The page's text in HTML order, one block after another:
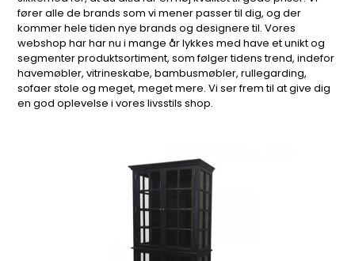
fører alle de brands som vi mener passer til dig, og der
kommer hele tiden nye brands og designere til. Vores
webshop har har nu i mange år lykkes med have et unikt og
segmenter produktsortiment, som følger tidens trend, indefor
havemøbler, vitrineskabe, bambusmøbler, rullegarding,
sofaer stole og meget, meget mere. Vi ser frem til at give dig
en god oplevelse i vores livsstils shop.